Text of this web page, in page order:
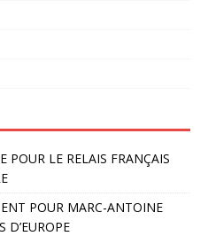
POUR LE RELAIS FRANÇAIS
POUR MARC-ANTOINE
D’EUROPE